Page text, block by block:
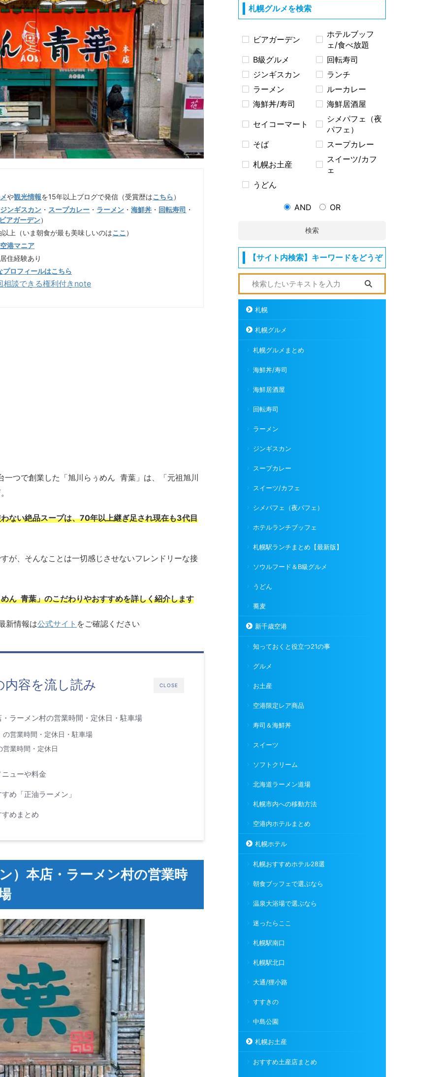
や観光情報を15年以上ブログで発信（受賞歴はこちら）
ジンギスカン ・ スープカレー ・ ラーメン ・海鮮丼 ・ 回転寿司 ・
アガーデン）
上（いま朝食が最も美味しいのはここ ）
港マニア
住経験あり
ロフィールはこちら
談できる権利付きnote
つで創業した「旭川らぅめん 青葉」は、「元祖旭川
ない絶品スープは、70年以上継ぎ足され現在も3代目
が、そんなことは一切感じさせないフレンドリーな接
ん 青葉」のこだわりやおすすめを詳しく紹介します
新情報は公式サイト をご確認ください
CLOSE
内容を流し読み
ラーメン村の営業時間・定休日・駐車場
営業時間・定休日・駐車場
業時間・定休日
ューや料金
め「正油ラーメン」
めまとめ
）本店・ラーメン村の営業時
札幌グルメを検索
ビアガーデン
ホテルブッフ
ェ/食べ放題
B級グルメ
回転寿司
ジンギスカン
ランチ
ラーメン
ルーカレー
海鮮丼/寿司
海鮮居酒屋
セイコーマート
シメパフェ（夜
パフェ）
そば
スープカレー
札幌お土産
スイーツ/カフ
ェ
うどん
AND OR
検索
【サイト内検索】キーワードをどうぞ
札幌
札幌グルメ
札幌グルメまとめ
海鮮丼/寿司
海鮮居酒屋
回転寿司
ラーメン
ジンギスカン
スープカレー
スイーツ/カフェ
シメパフェ（夜パフェ）
ホテルランチブッフェ
札幌駅ランチまとめ【最新版】
ソウルフード＆B級グルメ
うどん
蕎麦
新千歳空港
知っておくと役立つ21の事
グルメ
お土産
空港限定レア商品
寿司＆海鮮丼
スイーツ
ソフトクリーム
北海道ラーメン道場
札幌市内への移動方法
空港内ホテルまとめ
札幌ホテル
札幌おすすめホテル28選
朝食ブッフェで選ぶなら
温泉大浴場で選ぶなら
迷ったらここ
札幌駅南口
札幌駅北口
大通/狸小路
すすきの
中島公園
札幌お土産
おすすめ土産店まとめ